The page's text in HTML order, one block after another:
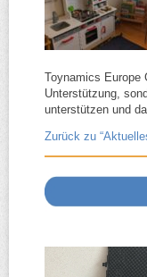
Toynamics Europe
Unterstützung,
unterstützen und
Zurück zu